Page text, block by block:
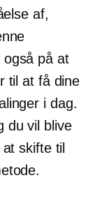
af,
på at
til at få dine
i dag.
du vil blive
skifte til